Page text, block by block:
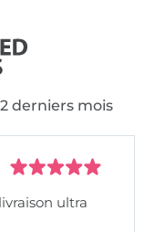
derniers mois
ultra